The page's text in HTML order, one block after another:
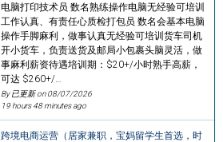
电脑打印技术员 数名熟练操作电脑无经验可培训
工作认真、有责任心质检打包员 数名会基本电脑
操作手脚麻利，做事认真无经验可培训货车司机
开小货车，负责送货及邮局小包裹头脑灵活，做
事麻利薪资待遇培训期：$20+/小时熟手高薪，
可达 $260+/…
By 已更新 on08/07/2026
19 hours 48 minutes ago
跨境电商运营（居家兼职，宝妈留学生首选，时